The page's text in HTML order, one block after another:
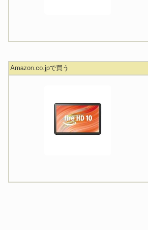
Amazon.co.jpで買う